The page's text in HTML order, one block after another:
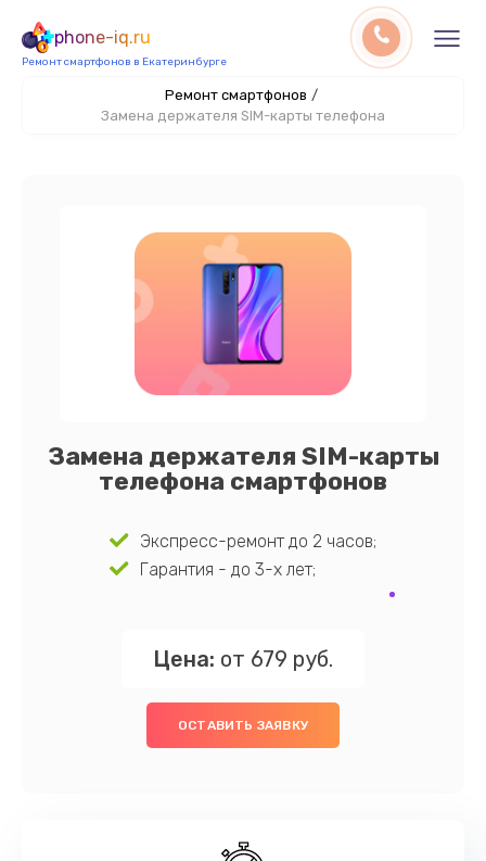
phone-iq.ru
Ремонт смартфонов в Екатеринбурге
Ремонт смартфонов /
Замена держателя SIM-карты телефона
Замена держателя SIM-карты
телефона смартфонов
Экспресс-ремонт до 2 часов;
Гарантия - до 3-х лет;
Цена: от 679 руб.
ОСТАВИТЬ ЗАЯВКУ